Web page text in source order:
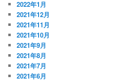
2022年1月
2021年12月
2021年11月
2021年10月
2021年9月
2021年8月
2021年7月
2021年6月